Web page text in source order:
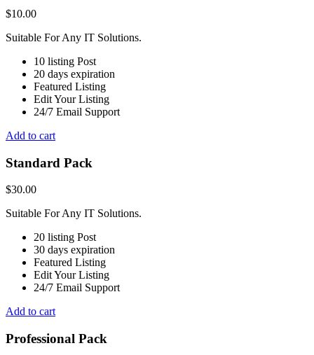
$10.00
Suitable For Any IT Solutions.
10 listing Post
20 days expiration
Featured Listing
Edit Your Listing
24/7 Email Support
Add to cart
Standard Pack
$30.00
Suitable For Any IT Solutions.
20 listing Post
30 days expiration
Featured Listing
Edit Your Listing
24/7 Email Support
Add to cart
Professional Pack